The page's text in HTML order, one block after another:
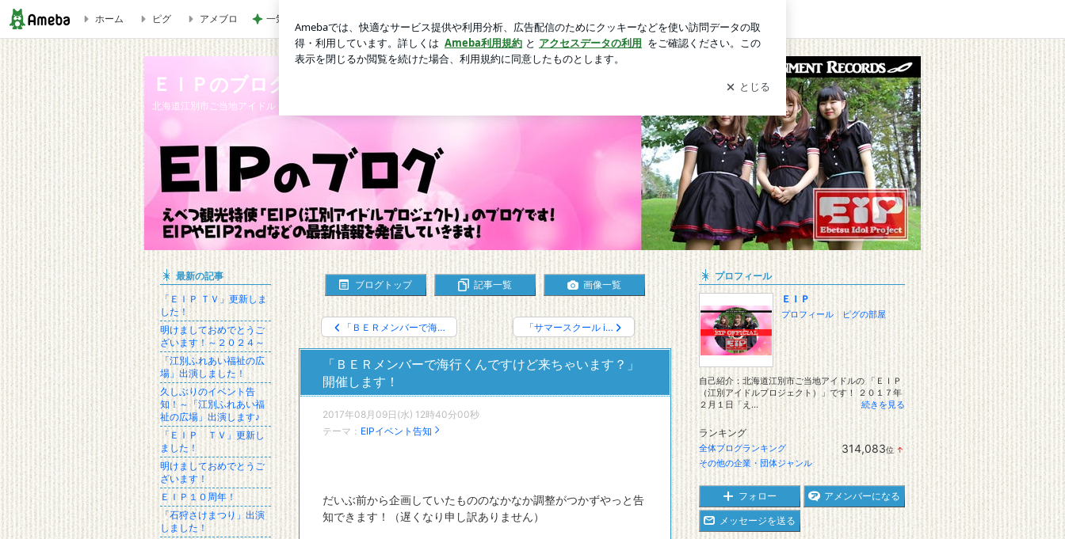
「ＢＥＲメンバーで海行くんですけど来ちゃいます？」開催します！ | ＥＩＰのブログ
ホーム ピグ アメブロ 一気に上品に仕上がるブラウス ログイン
ＥＩＰのブログ
北海道江別市ご当地アイドル「ＥＩＰ（江別アイドルプロジェクト）」のブログです。
ブログトップ 記事一覧 画像一覧
「ＢＥＲメンバーで海… 「サマースクール i…
「ＢＥＲメンバーで海行くんですけど来ちゃいます？」
開催します！
2017年08月09日(水) 12時40分00秒
テーマ： EIPイベント告知
だいぶ前から企画していたもののなかなか調整がつかずやっと告
知できます！（遅くなり申し訳ありません）
プロフィール
ＥＩＰ
プロフィール ｜ピグの部屋
自己紹介：北海道江別市ご当地アイドルの 「ＥＩＰ
（江別アイドルプロジェクト）」です！ ２０１７年
２月１日「え...
続きを見る
ランキング
全体ブログランキング 314,083位 ↑
ラ
ン
キ
ン
グ
上
昇
その他の企業・団体ジャンル
フォロー アメンバーになる
メッセージを送る
最新の記事
「ＥＩＰ ＴＶ」更新しま
した！
明けましておめでとうご
ざいます！～２０２４～
「江別ふれあい福祉の広
場」出演しました！
久しぶりのイベント告
知！～「江別ふれあい福
祉の広場」出演します♪
「ＥＩＰ ＴＶ」更新し
ました！
明けましておめでとうご
ざいます！
ＥＩＰ１０周年！
「石狩さけまつり」出演
しました！